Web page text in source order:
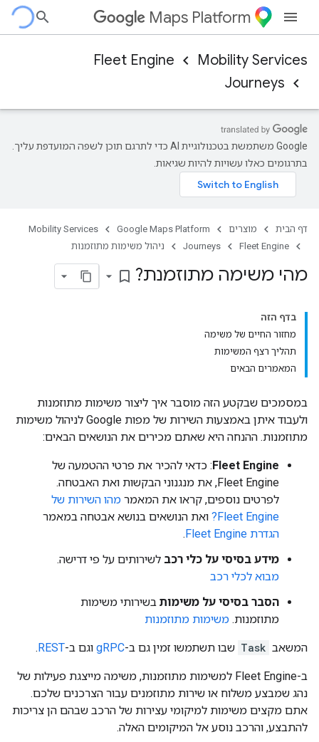
Maps Platform
Mobility Services
Fleet Engine
Journeys
‫Google משתמשת בטכנולוגיית AI כדי לתרגם תוכן לשפה המועדפת עליך.
בתרגומים כאלו עשויות להיות שגיאות.
דף הבית מוצרים Google Maps Platform
Mobility Services
Fleet Engine
Journeys ניהול משימות מתוזמנות
מהי משימה מתוזמנת? bookmark_border
בדף הזה
מחזור החיים של משימה
תהליך רצף המשימות
המאמרים הבאים
במסמכים שבקטע הזה מוסבר איך ליצור משימות מתוזמנות
ולעבוד איתן באמצעות השירות של מפות Google לניהול משימות
מתוזמנות. ההנחה היא שאתם מכירים את הנושאים הבאים:
Fleet Engine: כדאי להכיר את פרטי ההטמעה של
Fleet Engine, את מנגנוני הבקשות ואת האבטחה.
לפרטים נוספים, קראו את המאמר מהו השירות של
Fleet Engine?
ואת הנושאים בנושא אבטחה במאמר
הגדרת Fleet Engine
.
מידע בסיסי על כלי רכב לשירותים על פי דרישה.
מבוא לכלי רכב
הסבר בסיסי על משימות בשירותי משימות
מתוזמנות. משימות מתוזמנות
המשאב Task שבו תשתמשו זמין גם ב-gRPC וגם ב-REST
.
ב-Fleet Engine למשימות מתוזמנות, משימה מייצגת פעילות של
נהג שמבצע משלוח או שירות מתוזמנים עבור הצרכנים שלכם.
אתם מקצים משימות למיקומי עצירות של הרכב שבהם הן צריכות
להתבצע, והרכב נוסע אל המיקומים האלה.